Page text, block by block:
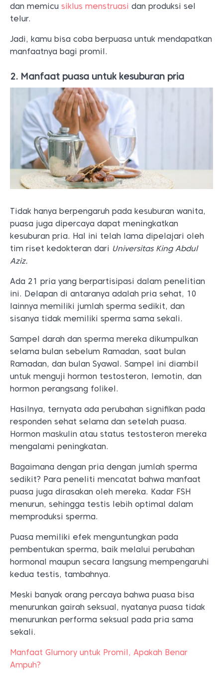
dan memicu siklus menstruasi dan produksi sel
telur.
Jadi, kamu bisa coba berpuasa untuk mendapatkan
manfaatnya bagi promil.
2. Manfaat puasa untuk kesuburan pria
Tidak hanya berpengaruh pada kesuburan wanita,
puasa juga dipercaya dapat meningkatkan
kesuburan pria. Hal ini telah lama dipelajari oleh
tim riset kedokteran dari Universitas King Abdul
Aziz.
Ada 21 pria yang berpartisipasi dalam penelitian
ini. Delapan di antaranya adalah pria sehat, 10
lainnya memiliki jumlah sperma sedikit, dan
sisanya tidak memiliki sperma sama sekali.
Sampel darah dan sperma mereka dikumpulkan
selama bulan sebelum Ramadan, saat bulan
Ramadan, dan bulan Syawal. Sampel ini diambil
untuk menguji hormon testosteron, lemotin, dan
hormon perangsang folikel.
Hasilnya, ternyata ada perubahan signifikan pada
responden sehat selama dan setelah puasa.
Hormon maskulin atau status testosteron mereka
mengalami peningkatan.
Bagaimana dengan pria dengan jumlah sperma
sedikit? Para peneliti mencatat bahwa manfaat
puasa juga dirasakan oleh mereka. Kadar FSH
menurun, sehingga testis lebih optimal dalam
memproduksi sperma.
Puasa memiliki efek menguntungkan pada
pembentukan sperma, baik melalui perubahan
hormonal maupun secara langsung mempengaruhi
kedua testis, tambahnya.
Meski banyak orang percaya bahwa puasa bisa
menurunkan gairah seksual, nyatanya puasa tidak
menurunkan performa seksual pada pria sama
sekali.
Manfaat Glumory untuk Promil, Apakah Benar
Ampuh?